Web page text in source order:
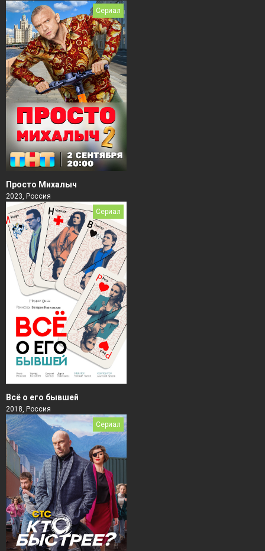
Сериал
Просто Михалыч
2023, Россия
Сериал
Всё о его бывшей
2018, Россия
Сериал